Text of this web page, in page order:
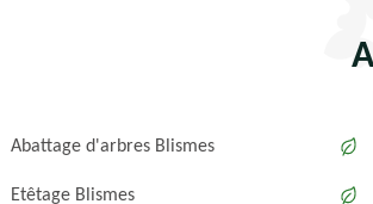
Abattage d'arbres Blismes
Etêtage Blismes